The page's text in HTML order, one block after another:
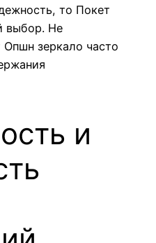
то Покет
выбор. Не
Опшн зеркало часто
и